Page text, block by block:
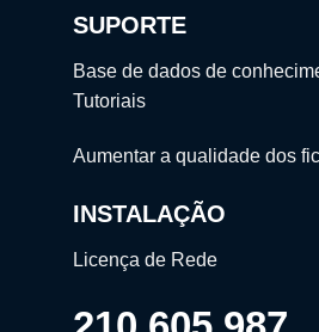
SUPORTE
Base de dados de
Tutoriais
Aumentar a qualidade dos
INSTALAÇÃO
Licença de Rede